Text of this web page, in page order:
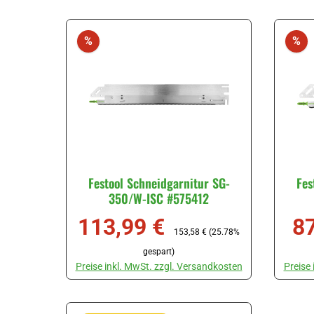
%Rabatt
Festool Schneidgarnitur SG-
350/W-ISC #575412
Verkaufspreis:
113,99 € Regulärer Preis:
153,58 € (25.78%
gespart)
Preise inkl. MwSt. zzgl. Versandkosten
Produkt Anzahl: Gib den gewünschten Wert ein oder
%
Preise